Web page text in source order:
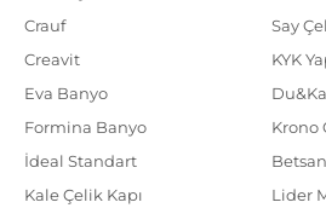
Crauf
Creavit
Eva Banyo
Formina Banyo
İdeal Standart
Kale Çelik Kapı
Say
KYK
Krono
Lider